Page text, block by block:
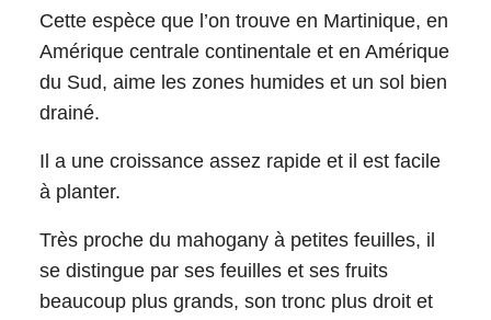
Cette espèce que l’on trouve en Martinique, en
Amérique centrale continentale et en Amérique
du Sud, aime les zones humides et un sol bien
drainé.
Il a une croissance assez rapide et il est facile
à planter.
Très proche du mahogany à petites feuilles, il
se distingue par ses feuilles et ses fruits
beaucoup plus grands, son tronc plus droit et